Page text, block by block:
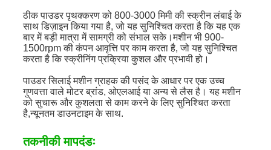
ठीक पाउडर पृथक्करण को 800-3000 मिमी की स्क्रीन लंबाई के
साथ डिज़ाइन किया गया है, जो यह सुनिश्चित करता है कि यह एक
बार में बड़ी मात्रा में सामग्री को संभाल सके।मशीन भी 900-
1500rpm की कंपन आवृत्ति पर काम करता है, जो यह सुनिश्चित
करता है कि स्क्रीनिंग प्रक्रिया कुशल और प्रभावी हो।
पाउडर सिलाई मशीन ग्राहक की पसंद के आधार पर एक उच्च
गुणवत्ता वाले मोटर ब्रांड, ओएलआई या अन्य से लैस है। यह मशीन
को सुचारू और कुशलता से काम करने के लिए सुनिश्चित करता
है,न्यूनतम डाउनटाइम के साथ.
तकनीकी मापदंडः